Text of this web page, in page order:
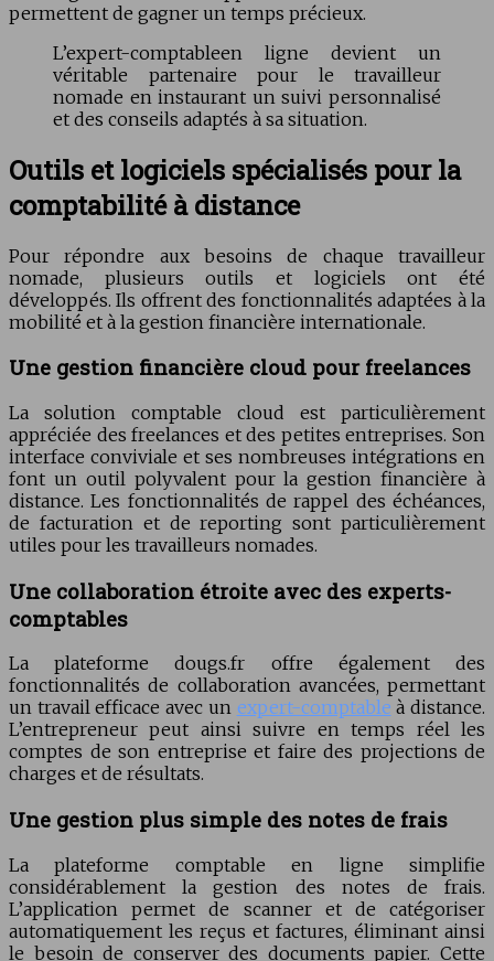
permettent de gagner un temps précieux.
L’expert-comptableen ligne devient un
véritable partenaire pour le travailleur
nomade en instaurant un suivi personnalisé
et des conseils adaptés à sa situation.
Outils et logiciels spécialisés pour la
comptabilité à distance
Pour répondre aux besoins de chaque travailleur
nomade, plusieurs outils et logiciels ont été
développés. Ils offrent des fonctionnalités adaptées à la
mobilité et à la gestion financière internationale.
Une gestion financière cloud pour freelances
La solution comptable cloud est particulièrement
appréciée des freelances et des petites entreprises. Son
interface conviviale et ses nombreuses intégrations en
font un outil polyvalent pour la gestion financière à
distance. Les fonctionnalités de rappel des échéances,
de facturation et de reporting sont particulièrement
utiles pour les travailleurs nomades.
Une collaboration étroite avec des experts-
comptables
La plateforme dougs.fr offre également des
fonctionnalités de collaboration avancées, permettant
un travail efficace avec un expert-comptable à distance.
L’entrepreneur peut ainsi suivre en temps réel les
comptes de son entreprise et faire des projections de
charges et de résultats.
Une gestion plus simple des notes de frais
La plateforme comptable en ligne simplifie
considérablement la gestion des notes de frais.
L’application permet de scanner et de catégoriser
automatiquement les reçus et factures, éliminant ainsi
le besoin de conserver des documents papier. Cette